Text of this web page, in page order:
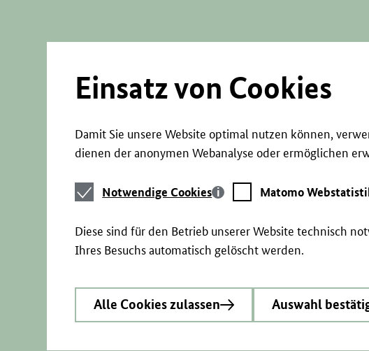
Einsatz von Cookies
Damit Sie unsere Website optimal nutzen können,
dienen der anonymen Webanalyse oder ermöglichen
Notwendige
Cookies
Notwendige Cookies
Matomo
Webstatistik
Matomo
Diese sind für den Betrieb unserer Website technisch
Ihres Besuchs automatisch gelöscht werden.
Alle Cookies zulassen Auswahl